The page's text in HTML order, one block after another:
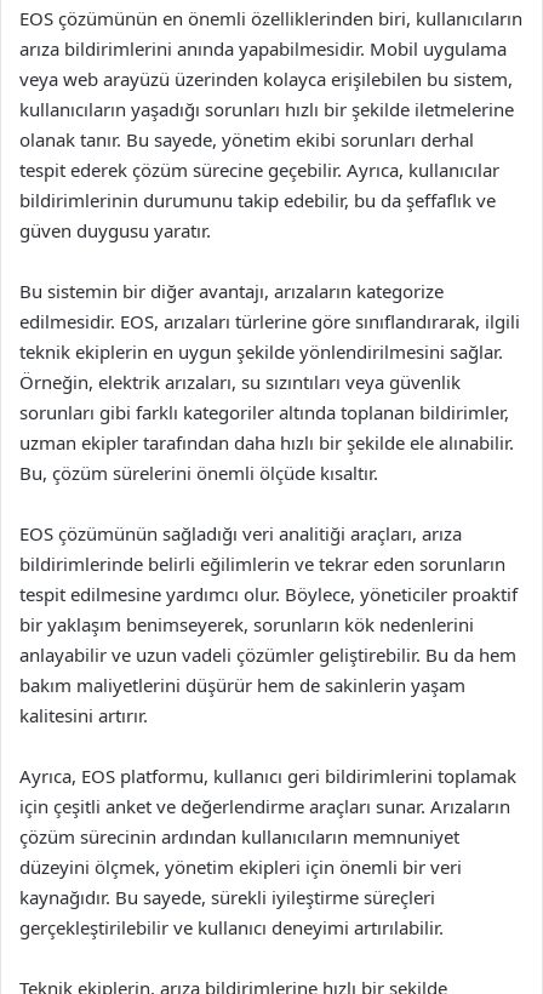
EOS çözümünün en önemli özelliklerinden biri, kullanıcıların
arıza bildirimlerini anında yapabilmesidir. Mobil uygulama
veya web arayüzü üzerinden kolayca erişilebilen bu sistem,
kullanıcıların yaşadığı sorunları hızlı bir şekilde iletmelerine
olanak tanır. Bu sayede, yönetim ekibi sorunları derhal
tespit ederek çözüm sürecine geçebilir. Ayrıca, kullanıcılar
bildirimlerinin durumunu takip edebilir, bu da şeffaflık ve
güven duygusu yaratır.
Bu sistemin bir diğer avantajı, arızaların kategorize
edilmesidir. EOS, arızaları türlerine göre sınıflandırarak, ilgili
teknik ekiplerin en uygun şekilde yönlendirilmesini sağlar.
Örneğin, elektrik arızaları, su sızıntıları veya güvenlik
sorunları gibi farklı kategoriler altında toplanan bildirimler,
uzman ekipler tarafından daha hızlı bir şekilde ele alınabilir.
Bu, çözüm sürelerini önemli ölçüde kısaltır.
EOS çözümünün sağladığı veri analitiği araçları, arıza
bildirimlerinde belirli eğilimlerin ve tekrar eden sorunların
tespit edilmesine yardımcı olur. Böylece, yöneticiler proaktif
bir yaklaşım benimseyerek, sorunların kök nedenlerini
anlayabilir ve uzun vadeli çözümler geliştirebilir. Bu da hem
bakım maliyetlerini düşürür hem de sakinlerin yaşam
kalitesini artırır.
Ayrıca, EOS platformu, kullanıcı geri bildirimlerini toplamak
için çeşitli anket ve değerlendirme araçları sunar. Arızaların
çözüm sürecinin ardından kullanıcıların memnuniyet
düzeyini ölçmek, yönetim ekipleri için önemli bir veri
kaynağıdır. Bu sayede, sürekli iyileştirme süreçleri
gerçekleştirilebilir ve kullanıcı deneyimi artırılabilir.
Teknik ekiplerin, arıza bildirimlerine hızlı bir şekilde